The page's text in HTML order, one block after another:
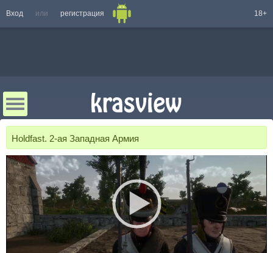
Вход или регистрация 18+
Holdfast. 2-ая Западная Армия